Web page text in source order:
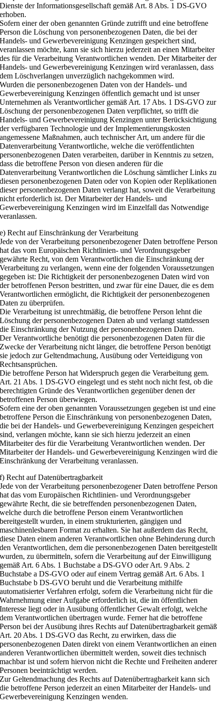
Dienste der Informationsgesellschaft gemäß Art. 8 Abs. 1 DS-GVO
erhoben.
Sofern einer der oben genannten Gründe zutrifft und eine betroffene
Person die Löschung von personenbezogenen Daten, die bei der
Handels- und Gewerbevereinigung Kenzingen gespeichert sind,
veranlassen möchte, kann sie sich hierzu jederzeit an einen Mitarbeiter
des für die Verarbeitung Verantwortlichen wenden. Der Mitarbeiter der
Handels- und Gewerbevereinigung Kenzingen wird veranlassen, dass
dem Löschverlangen unverzüglich nachgekommen wird.
Wurden die personenbezogenen Daten von der Handels- und
Gewerbevereinigung Kenzingen öffentlich gemacht und ist unser
Unternehmen als Verantwortlicher gemäß Art. 17 Abs. 1 DS-GVO zur
Löschung der personenbezogenen Daten verpflichtet, so trifft die
Handels- und Gewerbevereinigung Kenzingen unter Berücksichtigung
der verfügbaren Technologie und der Implementierungskosten
angemessene Maßnahmen, auch technischer Art, um andere für die
Datenverarbeitung Verantwortliche, welche die veröffentlichten
personenbezogenen Daten verarbeiten, darüber in Kenntnis zu setzen,
dass die betroffene Person von diesen anderen für die
Datenverarbeitung Verantwortlichen die Löschung sämtlicher Links zu
diesen personenbezogenen Daten oder von Kopien oder Replikationen
dieser personenbezogenen Daten verlangt hat, soweit die Verarbeitung
nicht erforderlich ist. Der Mitarbeiter der Handels- und
Gewerbevereinigung Kenzingen wird im Einzelfall das Notwendige
veranlassen.
e) Recht auf Einschränkung der Verarbeitung
Jede von der Verarbeitung personenbezogener Daten betroffene Person
hat das vom Europäischen Richtlinien- und Verordnungsgeber
gewährte Recht, von dem Verantwortlichen die Einschränkung der
Verarbeitung zu verlangen, wenn eine der folgenden Voraussetzungen
gegeben ist: Die Richtigkeit der personenbezogenen Daten wird von
der betroffenen Person bestritten, und zwar für eine Dauer, die es dem
Verantwortlichen ermöglicht, die Richtigkeit der personenbezogenen
Daten zu überprüfen.
Die Verarbeitung ist unrechtmäßig, die betroffene Person lehnt die
Löschung der personenbezogenen Daten ab und verlangt stattdessen
die Einschränkung der Nutzung der personenbezogenen Daten.
Der Verantwortliche benötigt die personenbezogenen Daten für die
Zwecke der Verarbeitung nicht länger, die betroffene Person benötigt
sie jedoch zur Geltendmachung, Ausübung oder Verteidigung von
Rechtsansprüchen.
Die betroffene Person hat Widerspruch gegen die Verarbeitung gem.
Art. 21 Abs. 1 DS-GVO eingelegt und es steht noch nicht fest, ob die
berechtigten Gründe des Verantwortlichen gegenüber denen der
betroffenen Person überwiegen.
Sofern eine der oben genannten Voraussetzungen gegeben ist und eine
betroffene Person die Einschränkung von personenbezogenen Daten,
die bei der Handels- und Gewerbevereinigung Kenzingen gespeichert
sind, verlangen möchte, kann sie sich hierzu jederzeit an einen
Mitarbeiter des für die Verarbeitung Verantwortlichen wenden. Der
Mitarbeiter der Handels- und Gewerbevereinigung Kenzingen wird die
Einschränkung der Verarbeitung veranlassen.
f) Recht auf Datenübertragbarkeit
Jede von der Verarbeitung personenbezogener Daten betroffene Person
hat das vom Europäischen Richtlinien- und Verordnungsgeber
gewährte Recht, die sie betreffenden personenbezogenen Daten,
welche durch die betroffene Person einem Verantwortlichen
bereitgestellt wurden, in einem strukturierten, gängigen und
maschinenlesbaren Format zu erhalten. Sie hat außerdem das Recht,
diese Daten einem anderen Verantwortlichen ohne Behinderung durch
den Verantwortlichen, dem die personenbezogenen Daten bereitgestellt
wurden, zu übermitteln, sofern die Verarbeitung auf der Einwilligung
gemäß Art. 6 Abs. 1 Buchstabe a DS-GVO oder Art. 9 Abs. 2
Buchstabe a DS-GVO oder auf einem Vertrag gemäß Art. 6 Abs. 1
Buchstabe b DS-GVO beruht und die Verarbeitung mithilfe
automatisierter Verfahren erfolgt, sofern die Verarbeitung nicht für die
Wahrnehmung einer Aufgabe erforderlich ist, die im öffentlichen
Interesse liegt oder in Ausübung öffentlicher Gewalt erfolgt, welche
dem Verantwortlichen übertragen wurde. Ferner hat die betroffene
Person bei der Ausübung ihres Rechts auf Datenübertragbarkeit gemäß
Art. 20 Abs. 1 DS-GVO das Recht, zu erwirken, dass die
personenbezogenen Daten direkt von einem Verantwortlichen an einen
anderen Verantwortlichen übermittelt werden, soweit dies technisch
machbar ist und sofern hiervon nicht die Rechte und Freiheiten anderer
Personen beeinträchtigt werden.
Zur Geltendmachung des Rechts auf Datenübertragbarkeit kann sich
die betroffene Person jederzeit an einen Mitarbeiter der Handels- und
Gewerbevereinigung Kenzingen wenden.